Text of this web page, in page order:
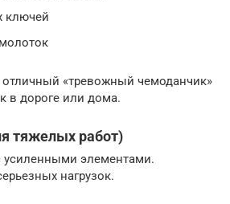
ключей
отличный «тревожный чемоданчик»
в дороге или дома.
тяжелых работ)
элементами.
нагрузок.